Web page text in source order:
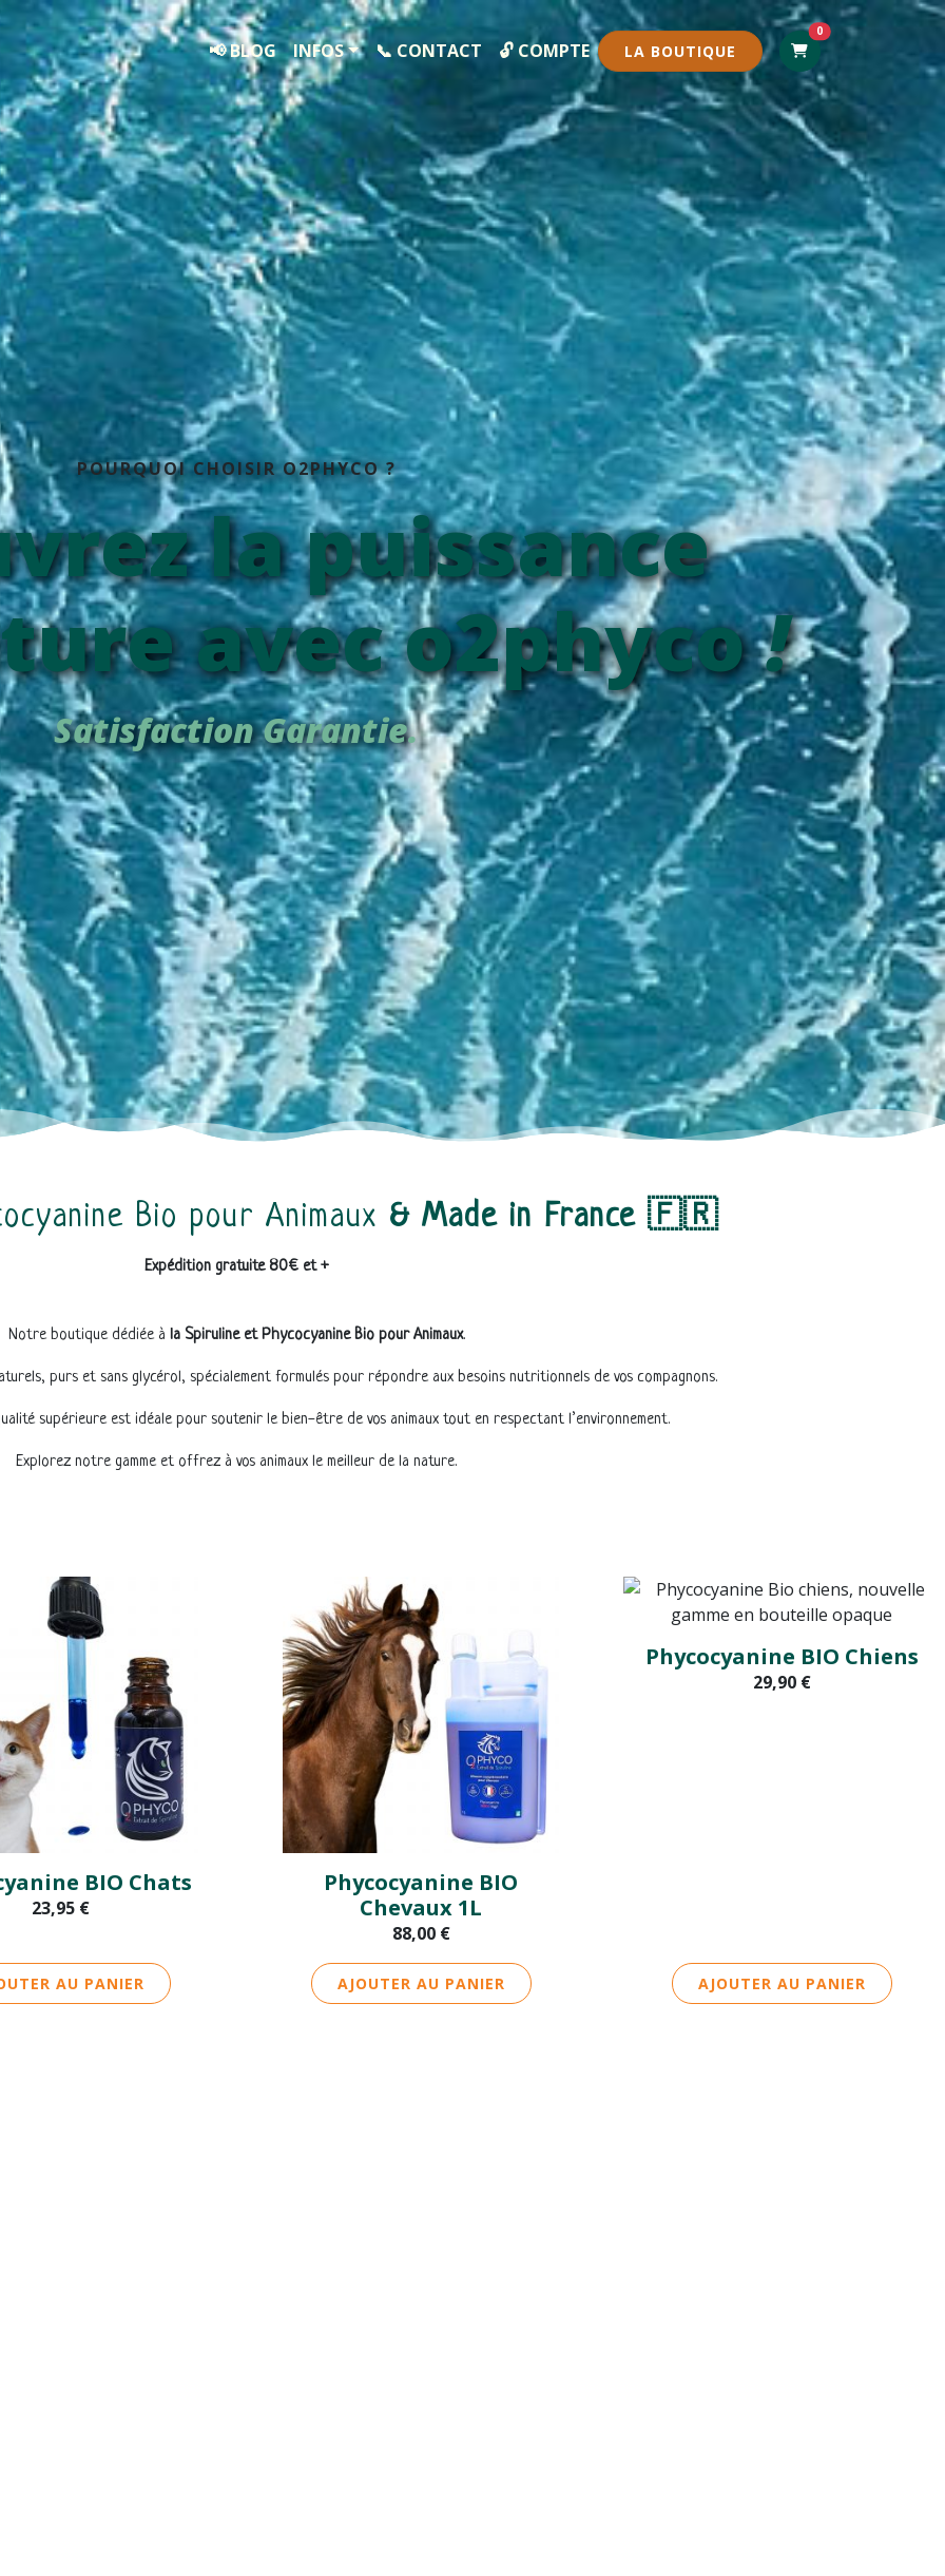
0
📢 BLOG INFOS 📞 CONTACT 🔓 COMPTE LA BOUTIQUE
POURQUOI CHOISIR O2PHYCO ?
la puissance
avec o2phyco!
Satisfaction Garantie.
Bio pour Animaux & Made in France 🇫🇷
Expédition gratuite 80€ et +
Notre boutique dédiée à la Spiruline et Phycocyanine Bio pour Animaux.
purs et sans glycérol, spécialement formulés pour répondre aux besoins nutritionnels de vos compagnons.
supérieure est idéale pour soutenir le bien-être de vos animaux tout en respectant l’environnement.
Explorez notre gamme et offrez à vos animaux le meilleur de la nature.
BIO Chats
23,95 €
AU PANIER
Phycocyanine BIO
Chevaux 1L
88,00 €
AJOUTER AU PANIER
Phycocyanine BIO Chiens
29,90 €
AJOUTER AU PANIER